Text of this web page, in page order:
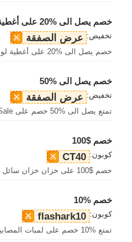
خصم يصل الى %20 على أغطية لوحة القيادة
تخفيض: عرض الصفقة
خصم يصل الى %20 على أغطية لوحة القيادة متاح.
خصم يصل الى %50
تخفيض: عرض الصفقة
تمتع يصل الى %50 خصم على Member Day Sale.
خصم $100
كوبون: CT40
خصم $100 على خزان خزان سائل التبريد متاح.
خصم %10
كوبون: flashark10
تمتع %10 خصم على لمبات المصابيح الأمامية LED البيضاء 9005/HB3.